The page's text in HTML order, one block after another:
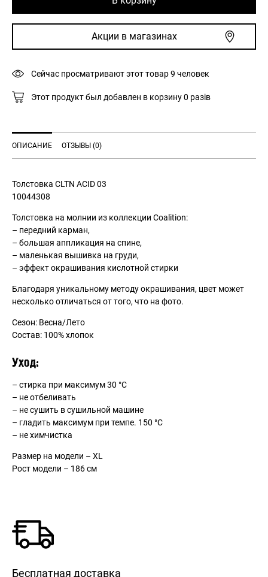
Акции в магазинах
Сейчас просматривают этот товар9 человек
Этот продукт был добавлен в корзину0 разів
ОПИСАНИЕ ОТЗЫВЫ (0)
Толстовка CLTN ACID 03
10044308
Толстовка на молнии из коллекции Coalition:
– передний карман,
– большая аппликация на спине,
– маленькая вышивка на груди,
– эффект окрашивания кислотной стирки
Благодаря уникальному методу окрашивания, цвет может
несколько отличаться от того, что на фото.
Сезон: Весна/Лето
Состав: 100% хлопок
Уход:
– стирка при максимум 30 °С
– не отбеливать
– не сушить в сушильной машине
– гладить максимум при темпе. 150 °С
– не химчистка
Размер на модели – XL
Рост модели – 186 см
Бесплатная доставка